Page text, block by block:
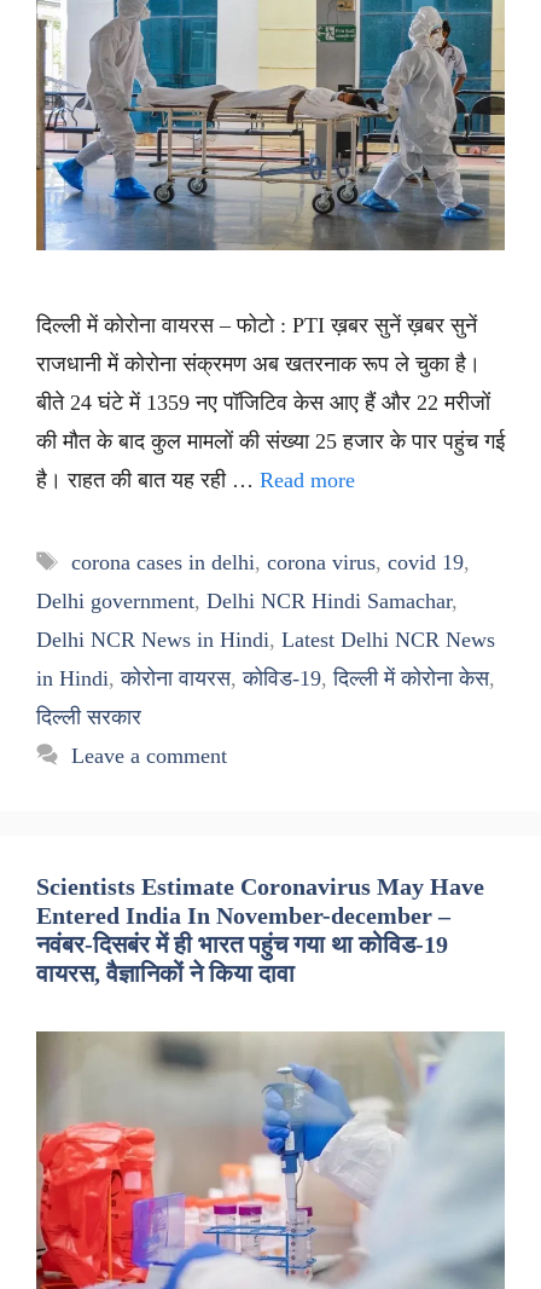
दिल्ली में कोरोना वायरस – फोटो : PTI ख़बर सुनें ख़बर सुनें
राजधानी में कोरोना संक्रमण अब खतरनाक रूप ले चुका है।
बीते 24 घंटे में 1359 नए पॉजिटिव केस आए हैं और 22 मरीजों
की मौत के बाद कुल मामलों की संख्या 25 हजार के पार पहुंच गई
है। राहत की बात यह रही … Read more
Tags
corona cases in delhi, corona virus, covid 19,
Delhi government, Delhi NCR Hindi Samachar,
Delhi NCR News in Hindi, Latest Delhi NCR News
in Hindi,कोरोना वायरस,कोविड-19,दिल्ली में कोरोना केस,
दिल्ली सरकार
Leave a comment
Scientists Estimate Coronavirus May Have
Entered India In November-december –
नवंबर-दिसबंर में ही भारत पहुंच गया था कोविड-19
वायरस, वैज्ञानिकों ने किया दावा